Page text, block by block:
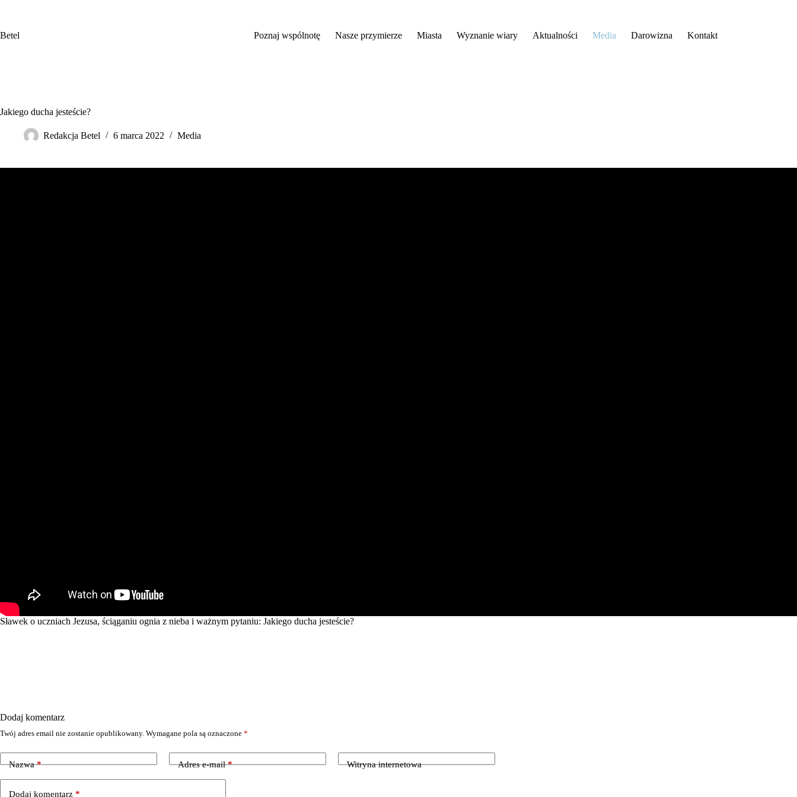
Betel
Poznaj wspólnotę Nasze przymierze Miasta Wyznanie wiary Aktualności Media Darowizna Kontakt
Jakiego ducha jesteście?
Redakcja Betel 6 marca 2022 Media
Sławek o uczniach Jezusa, ściąganiu ognia z nieba i ważnym pytaniu: Jakiego ducha jesteście?
Dodaj komentarz
Twój adres email nie zostanie opublikowany. Wymagane pola są oznaczone *
Nazwa* Adres e-mail* Witryna internetowa
Dodaj komentarz *